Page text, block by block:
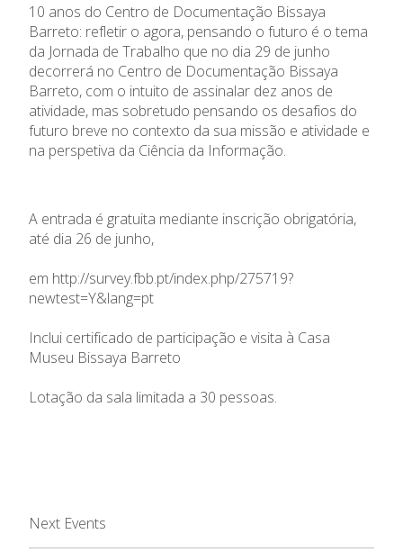
10 anos do Centro de Documentação Bissaya
Barreto: refletir o agora, pensando o futuro é o tema
da Jornada de Trabalho que no dia 29 de junho
decorrerá no Centro de Documentação Bissaya
Barreto, com o intuito de assinalar dez anos de
atividade, mas sobretudo pensando os desafios do
futuro breve no contexto da sua missão e atividade e
na perspetiva da Ciência da Informação.
A entrada é gratuita mediante inscrição obrigatória,
até dia 26 de junho,
em http://survey.fbb.pt/index.php/275719?
newtest=Y&lang=pt
Inclui certificado de participação e visita à Casa
Museu Bissaya Barreto
Lotação da sala limitada a 30 pessoas.
Next Events